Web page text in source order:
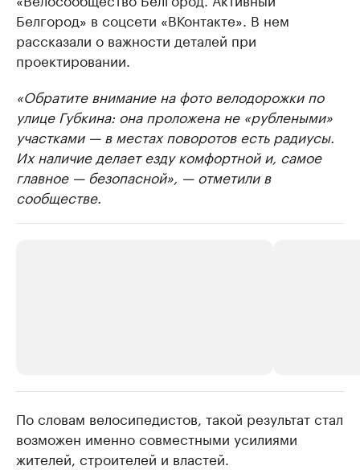
Белгород» в соцсети «ВКонтакте». В нем
рассказали о важности деталей при
проектировании.
«Обратите внимание на фото велодорожки по
улице Губкина: она проложена не «рублеными»
участками — в местах поворотов есть радиусы.
Их наличие делает езду комфортной и, самое
главное — безопасной», — отметили в
сообществе.
Делитесь новостями бизнеса на РБК
Управляйте страницей компании и развивайте личные
По словам велосипедистов, такой результат стал
возможен именно совместными усилиями
жителей, строителей и властей.